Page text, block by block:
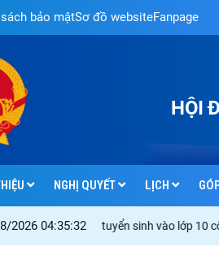
bảo mậtSơ đồ websiteFanpage
HỘI
NGHỊ QUYẾT LỊCH
2026 04:35:33
đối với kỳ thi tuyển sinh vào lớp 10 công